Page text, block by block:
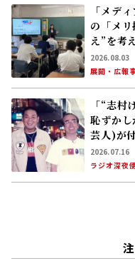
「メデ
の「メ
え”を考
2026.08.03
展開・広報
「“志
恥ずかし
芸人)が
る
2026.07.16
ラジオ深夜